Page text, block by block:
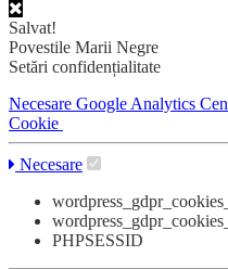
Salvat!
Povestile Marii Negre
Setări confidențialitate
Necesare Google Analytics
Cookie
Necesare
PHPSESSID